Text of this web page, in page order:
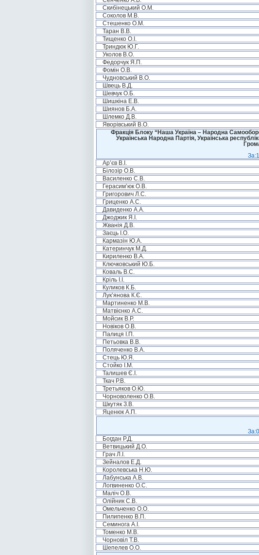
Скибінецький О.М.
Соколов М.В.
Стешенко О.М.
Таран В.В.
Тищенко О.І.
Триндюк Ю.Г.
Уколов В.О.
Федорчук Я.П.
Фомін О.В.
Чудновський В.О.
Швець В.Д.
Шевчук О.Б.
Шишкіна Е.В.
Шиянов Б.А.
Шлемко Д.В.
Яворівський В.О.
Фракція Блоку “Наша Україна – Народна
Українська Народна Партія, Українська
Ар’єв В.І.
Білозір О.В.
Василенко С.В.
Герасим’юк О.В.
Григорович Л.С.
Гриценко А.С.
Давиденко А.А.
Джоджик Я.І.
Жванія Д.В.
Заєць І.О.
Кармазін Ю.А.
Катеринчук М.Д.
Кириленко В.А.
Ключковський Ю.Б.
Коваль В.С.
Кріль І.І.
Куликов К.Б.
Лук’янова К.Є.
Мартиненко М.В.
Матвієнко А.С.
Мойсик В.Р.
Новіков О.В.
Палиця І.П.
Петьовка В.В.
Поляченко В.А.
Стець Ю.Я.
Стойко І.М.
Талишев Є.І.
Ткач Р.В.
Третьяков О.Ю.
Чорноволенко О.В.
Шкутяк З.В.
Яценюк А.П.
Богдан Р.Д.
Ветвицький Д.О.
Грач Л.І.
Зейналов Е.Д.
Королевська Н.Ю.
Лабунська А.В.
Логвиненко О.С.
Маліч О.В.
Олійник С.В.
Омельченко О.О.
Пилипенко В.П.
Семинога А.І.
Томенко М.В.
Чорновіл Т.В.
Шепелев О.О.